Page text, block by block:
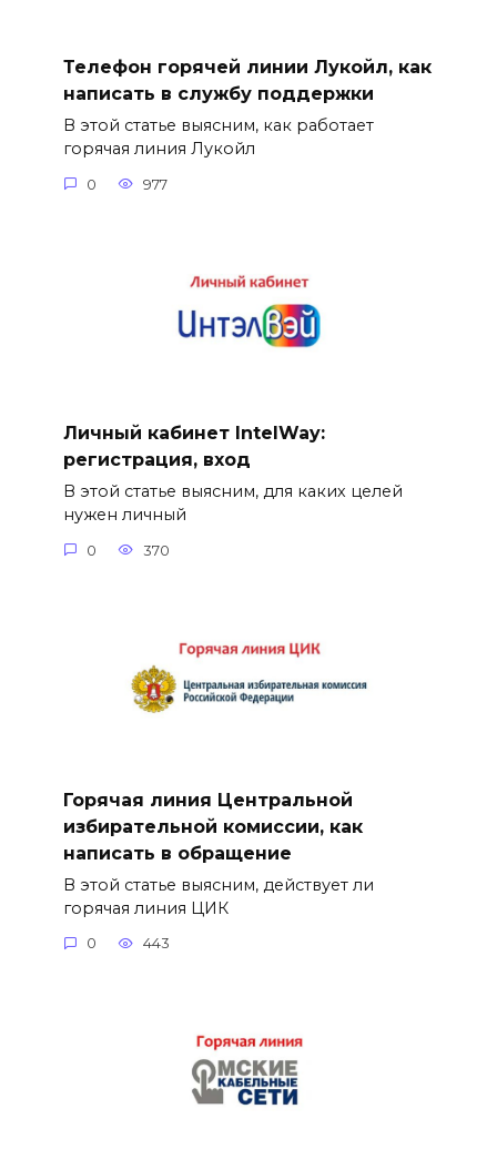
Телефон горячей линии Лукойл, как
написать в службу поддержки
В этой статье выясним, как работает
горячая линия Лукойл
0 977
Личный кабинет IntelWay:
регистрация, вход
В этой статье выясним, для каких целей
нужен личный
0 370
Горячая линия Центральной
избирательной комиссии, как
написать в обращение
В этой статье выясним, действует ли
горячая линия ЦИК
0 443